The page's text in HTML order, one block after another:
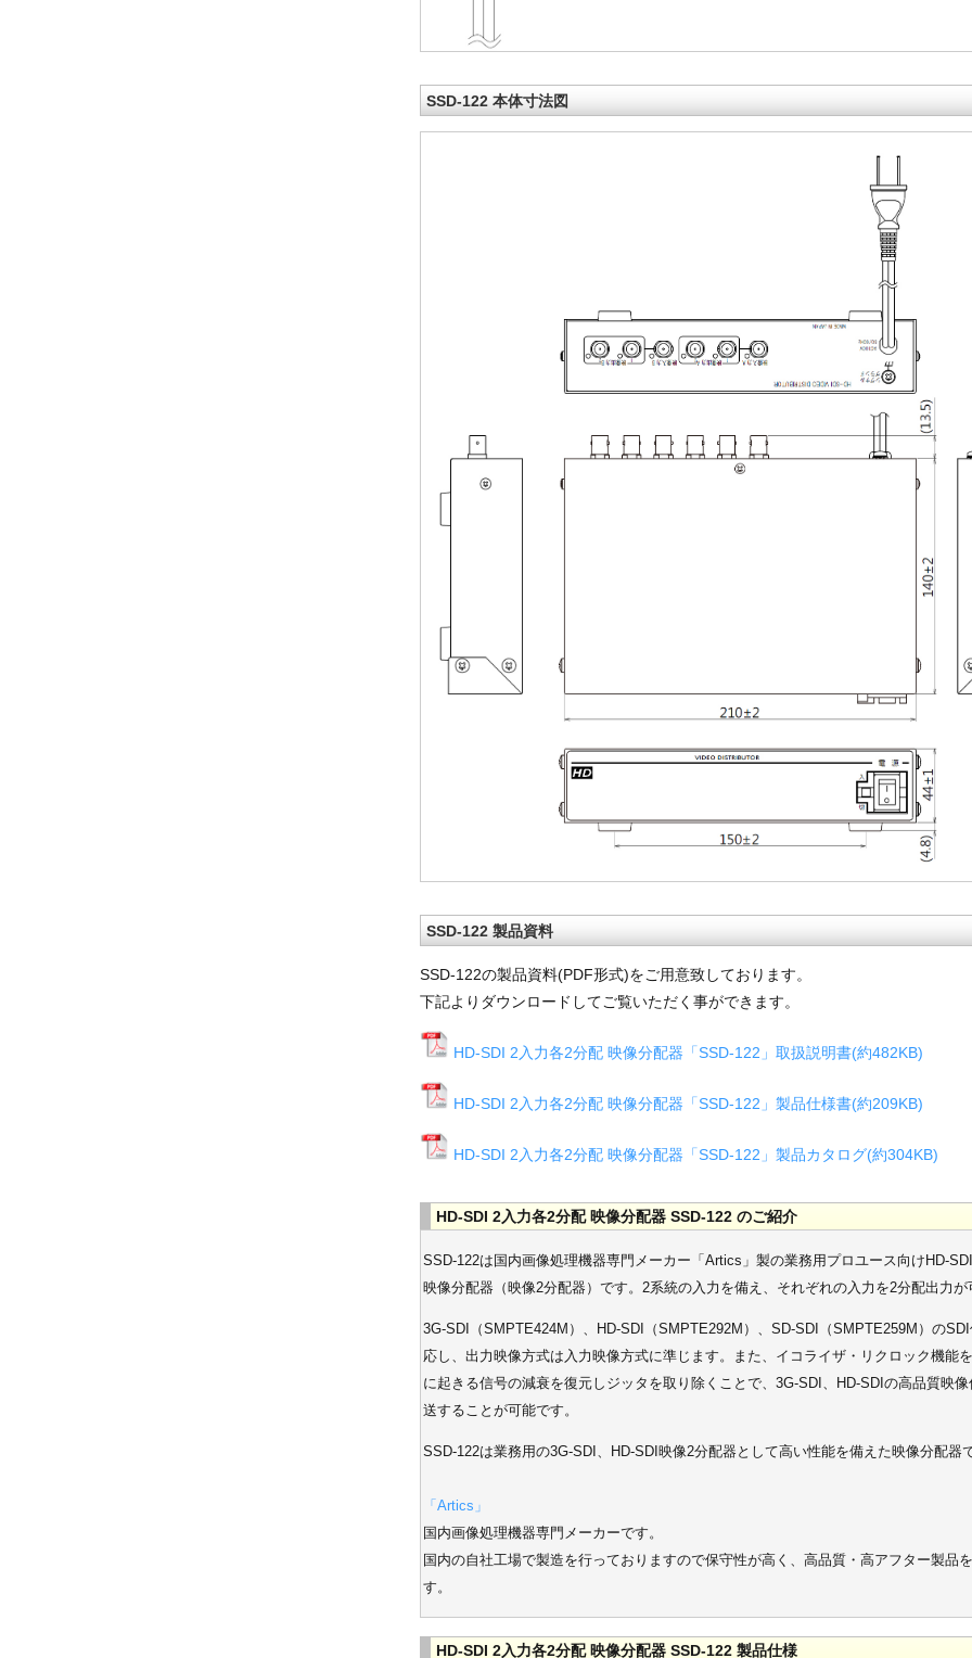
SSD-122 本体寸法図
SSD-122 製品資料
SSD-122の製品資料(PDF形式)をご用意致しております。
下記よりダウンロードしてご覧いただく事ができます。
HD-SDI 2入力各2分配 映像分配器「SSD-122」取扱説明書(約482KB)
HD-SDI 2入力各2分配 映像分配器「SSD-122」製品仕様書(約209KB)
HD-SDI 2入力各2分配 映像分配器「SSD-122」製品カタログ(約304KB)
HD-SDI 2入力各2分配 映像分配器 SSD-122 のご紹介
SSD-122は国内画像処理機器専門メーカー「Artics」製の業務用プロユース向けHD-
映像分配器（映像2分配器）です。2系統の入力を備え、それぞれの入力を2分配出力が
3G-SDI（SMPTE424M）、HD-SDI（SMPTE292M）、SD-SDI（SMPTE259M）の
応し、出力映像方式は入力映像方式に準じます。また、イコライザ・リクロック機能
に起きる信号の減衰を復元しジッタを取り除くことで、3G-SDI、HD-SDIの高品質映
送することが可能です。
SSD-122は業務用の3G-SDI、HD-SDI映像2分配器として高い性能を備えた映像分配器
「Artics」
国内画像処理機器専門メーカーです。
国内の自社工場で製造を行っておりますので保守性が高く、高品質・高アフター製品
す。
HD-SDI 2入力各2分配 映像分配器 SSD-122 製品仕様